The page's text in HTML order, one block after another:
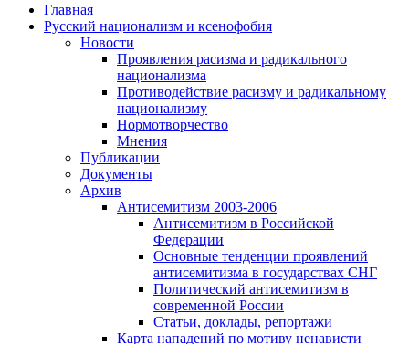
Главная
Русский национализм и ксенофобия
Новости
Проявления расизма и радикального
национализма
Противодействие расизму и радикальному
национализму
Нормотворчество
Мнения
Публикации
Документы
Архив
Антисемитизм 2003-2006
Антисемитизм в Российской
Федерации
Основные тенденции проявлений
антисемитизма в государствах СНГ
Политический антисемитизм в
современной России
Статьи, доклады, репортажи
Карта нападений по мотиву ненависти